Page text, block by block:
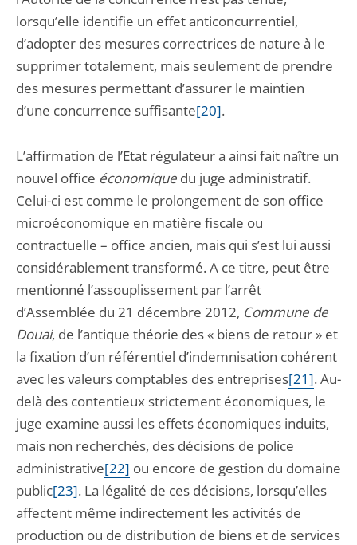
lorsqu’elle identifie un effet anticoncurrentiel,
d’adopter des mesures correctrices de nature à le
supprimer totalement, mais seulement de prendre
des mesures permettant d’assurer le maintien
d’une concurrence suffisante[20].
L’affirmation de l’Etat régulateur a ainsi fait naître un
nouvel office économique du juge administratif.
Celui-ci est comme le prolongement de son office
microéconomique en matière fiscale ou
contractuelle – office ancien, mais qui s’est lui aussi
considérablement transformé. A ce titre, peut être
mentionné l’assouplissement par l’arrêt
d’Assemblée du 21 décembre 2012, Commune de
Douai, de l’antique théorie des « biens de retour » et
la fixation d’un référentiel d’indemnisation cohérent
avec les valeurs comptables des entreprises[21]. Au-
delà des contentieux strictement économiques, le
juge examine aussi les effets économiques induits,
mais non recherchés, des décisions de police
administrative[22] ou encore de gestion du domaine
public[23]. La légalité de ces décisions, lorsqu’elles
affectent même indirectement les activités de
production ou de distribution de biens et de services